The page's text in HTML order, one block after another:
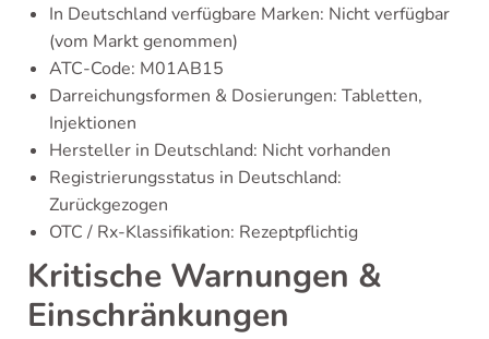
In Deutschland verfügbare Marken: Nicht verfügbar
(vom Markt genommen)
ATC-Code: M01AB15
Darreichungsformen & Dosierungen: Tabletten,
Injektionen
Hersteller in Deutschland: Nicht vorhanden
Registrierungsstatus in Deutschland:
Zurückgezogen
OTC / Rx-Klassifikation: Rezeptpflichtig
Kritische Warnungen &
Einschränkungen